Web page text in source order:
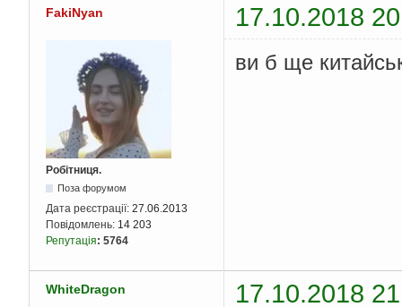
FakiNyan 17.10.2018
Робітниця.
Поза форумом
Дата реєстрації: 27.06.2013
Повідомлень: 14 203
Репутація: 5764
ви б ще
WhiteDragon
17.10.2018